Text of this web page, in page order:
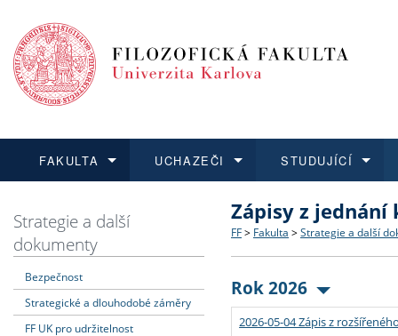
FAKULTA
Dozvědět se více
Struktura a historie
Strategie a další
Podpora a benefity pro
UCHAZEČI
Podat přihlášku
Co studovat a jak se
Učitelské studijní
Informace k průběhu
STUDUJÍCÍ
Dozvědět se více
Bakalářské a magisterské
Doktorské studium
Rigorózní řízení
Dozvědět se více
O vědě a výzkumu na FF
Akademické kvalifikace
Granty a projekty
Dozvědět se více
Aktuální nabídky a
Vyjíždějící studenti
Přijíždějící studenti
Strategie a další
dokumenty
Bezpečnost
Strategické a dlouhodobé záměry
FF UK pro udržitelnost
Zápisy z jednání
FF > Fakulta > Strategie a další
Rok 2026
2026-05-04 Zápis z